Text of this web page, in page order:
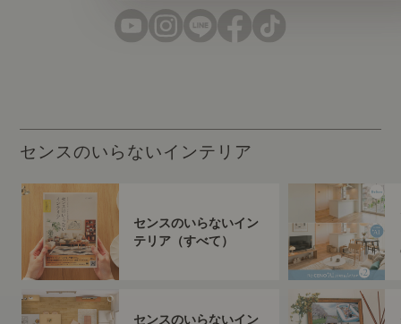
センスのいらないインテリア
センスのいらないイン
テリア（すべて）
センスのいらないイン